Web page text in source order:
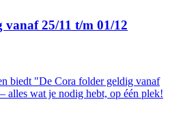
25/11 t/m 01/12
biedt "De Cora folder geldig vanaf
alles wat je nodig hebt, op één plek!